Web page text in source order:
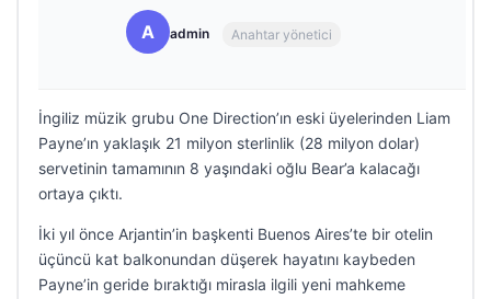
A admin Anahtar yönetici
İngiliz müzik grubu One Direction’ın eski üyelerinden Liam
Payne’ın yaklaşık 21 milyon sterlinlik (28 milyon dolar)
servetinin tamamının 8 yaşındaki oğlu Bear’a kalacağı
ortaya çıktı.
İki yıl önce Arjantin’in başkenti Buenos Aires’te bir otelin
üçüncü kat balkonundan düşerek hayatını kaybeden
Payne’in geride bıraktığı mirasla ilgili yeni mahkeme